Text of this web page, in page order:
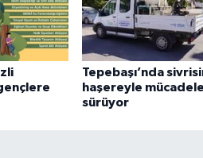
Tepebaşı’nda
haşereyle mücadele
sürüyor